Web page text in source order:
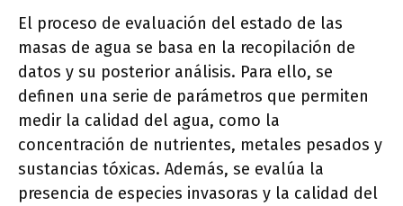
El proceso de evaluación del estado de las
masas de agua se basa en la recopilación de
datos y su posterior análisis. Para ello, se
definen una serie de parámetros que permiten
medir la calidad del agua, como la
concentración de nutrientes, metales pesados y
sustancias tóxicas. Además, se evalúa la
presencia de especies invasoras y la calidad del